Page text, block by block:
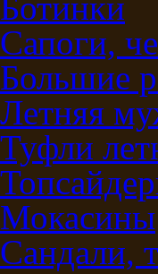
Сапоги,
Большие
Летняя
Туфли
Мокасины
Сандали,